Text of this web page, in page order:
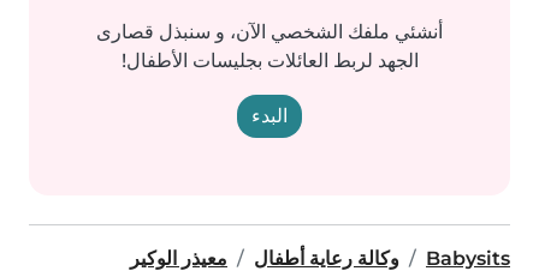
أنشئي ملفك الشخصي الآن، و سنبذل قصارى
الجهد لربط العائلات بجليسات الأطفال!
البدء
Babysits وكالة رعاية أطفال معيذر الوكير